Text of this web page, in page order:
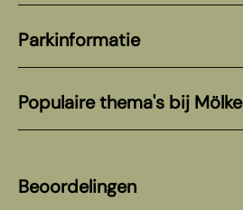
Parkinformatie
Populaire thema's bij Mölke
Beoordelingen